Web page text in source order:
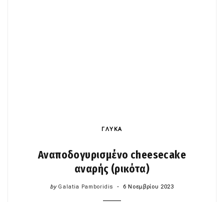
ΓΛΥΚΑ
Αναποδογυρισμένο cheesecake
αναρής (ρικότα)
by Galatia Pamboridis 6 Νοεμβρίου 2023